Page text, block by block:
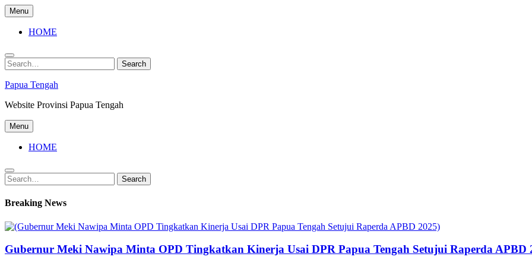
Skip
to
content
Menu
HOME
Search
for:
Search
Papua Tengah
Website Provinsi Papua Tengah
Menu
HOME
Search
for:
Search
Breaking News
Gubernur Meki Nawipa Minta OPD Tingkatkan Kinerja Usai DPR Papua Tengah Setujui Raperda APBD